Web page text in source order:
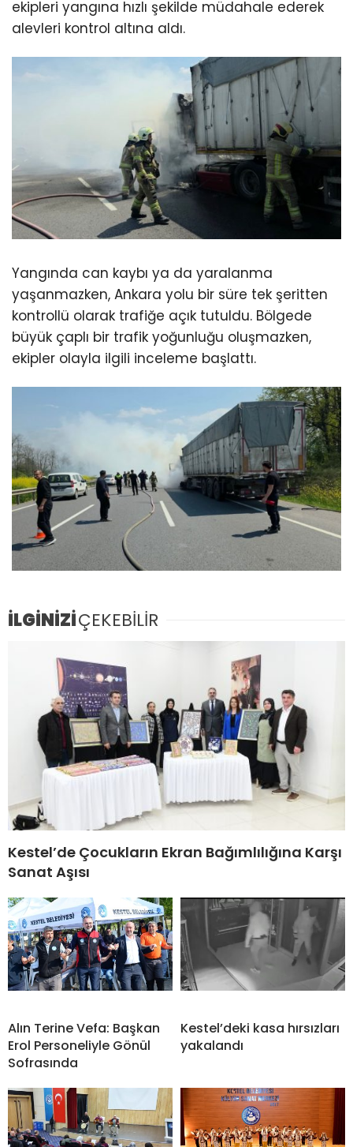
ekipleri yangına hızlı şekilde müdahale ederek
alevleri kontrol altına aldı.
Yangında can kaybı ya da yaralanma
yaşanmazken, Ankara yolu bir süre tek şeritten
kontrollü olarak trafiğe açık tutuldu. Bölgede
büyük çaplı bir trafik yoğunluğu oluşmazken,
ekipler olayla ilgili inceleme başlattı.
İLGİNİZİÇEKEBİLİR
Kestel’de Çocukların Ekran Bağımlılığına Karşı
Sanat Aşısı
Alın Terine Vefa: Başkan
Erol Personeliyle Gönül
Sofrasında
Kestel’deki kasa hırsızları
yakalandı